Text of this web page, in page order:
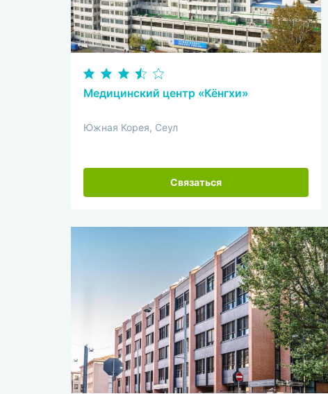
Медицинский центр «Кёнгхи»
Южная Корея, Сеул
Связаться